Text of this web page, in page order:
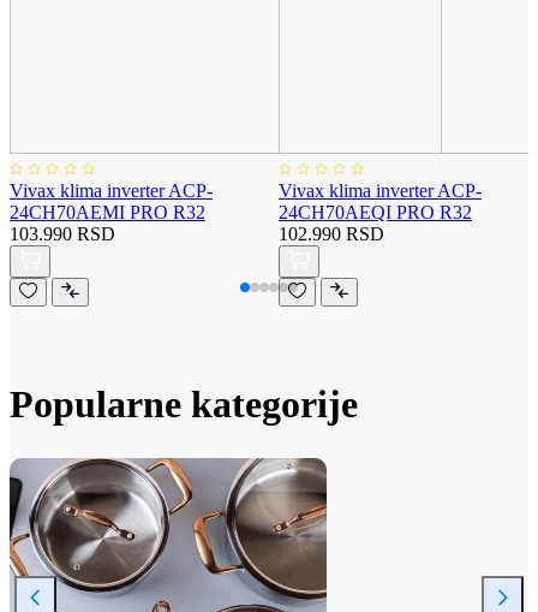
Vivax klima inverter ACP-
24CH70AEMI PRO R32
103.990 RSD
Vivax klima inverter ACP-
24CH70AEQI PRO R32
102.990 RSD
Popularne kategorije